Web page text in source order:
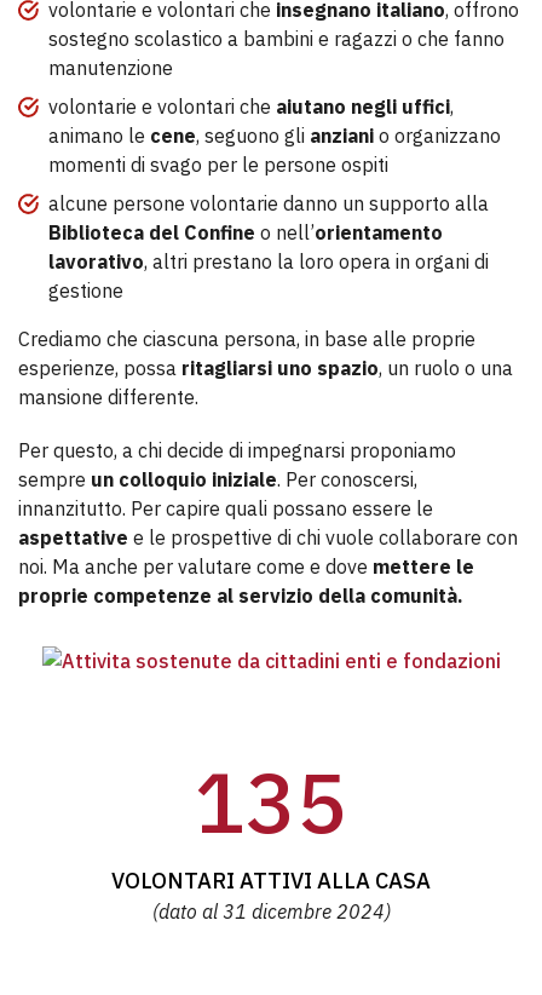
volontarie e volontari che insegnano italiano, offrono
sostegno scolastico a bambini e ragazzi o che fanno
manutenzione
volontarie e volontari che aiutano negli uffici,
animano le cene, seguono gli anziani o organizzano
momenti di svago per le persone ospiti
alcune persone volontarie danno un supporto alla
Biblioteca del Confine o nell’orientamento
lavorativo, altri prestano la loro opera in organi di
gestione
Crediamo che ciascuna persona, in base alle proprie
esperienze, possa ritagliarsi uno spazio, un ruolo o una
mansione differente.
Per questo, a chi decide di impegnarsi proponiamo
sempre un colloquio iniziale. Per conoscersi,
innanzitutto. Per capire quali possano essere le
aspettative e le prospettive di chi vuole collaborare con
noi. Ma anche per valutare come e dove mettere le
proprie competenze al servizio della comunità.
VOLONTARI ATTIVI ALLA CASA
(dato al 31 dicembre 2024)